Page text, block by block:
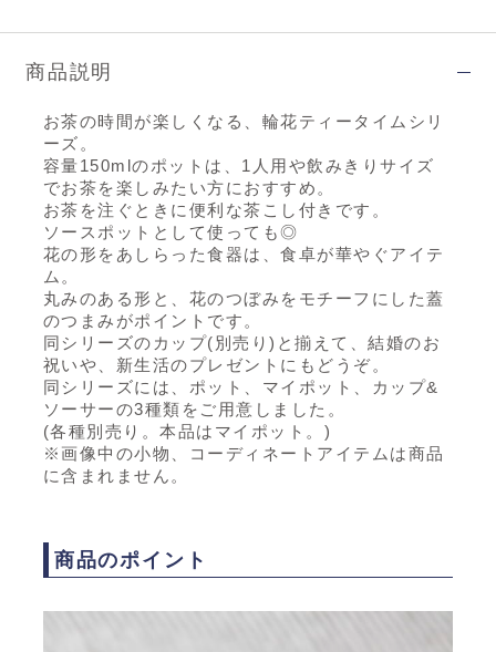
商品説明
お茶の時間が楽しくなる、輪花ティータイムシリ
ーズ。
容量150mlのポットは、1人用や飲みきりサイズ
でお茶を楽しみたい方におすすめ。
お茶を注ぐときに便利な茶こし付きです。
ソースポットとして使っても◎
花の形をあしらった食器は、食卓が華やぐアイテ
ム。
丸みのある形と、花のつぼみをモチーフにした蓋
のつまみがポイントです。
同シリーズのカップ(別売り)と揃えて、結婚のお
祝いや、新生活のプレゼントにもどうぞ。
同シリーズには、ポット、マイポット、カップ&
ソーサーの3種類をご用意しました。
(各種別売り。本品はマイポット。)
※画像中の小物、コーディネートアイテムは商品
に含まれません。
商品のポイント